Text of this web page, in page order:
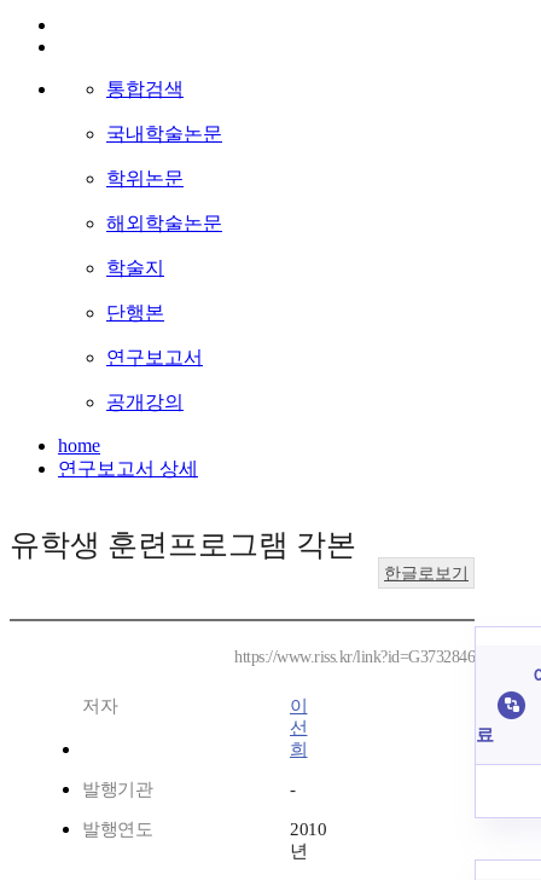
통합검색
국내학술논문
학위논문
해외학술논문
학술지
단행본
연구보고서
공개강의
home
연구보고서 상세
유학생 훈련프로그램 각본
한글로보기
https://www.riss.kr/link?id=G3732846
저자
이
선
희
발행기관 -
발행연도
2010
년
료